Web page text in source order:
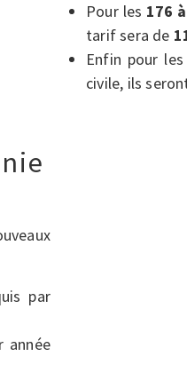
Pour les 176
tarif sera de
Enfin pour les
civile, ils
par
année